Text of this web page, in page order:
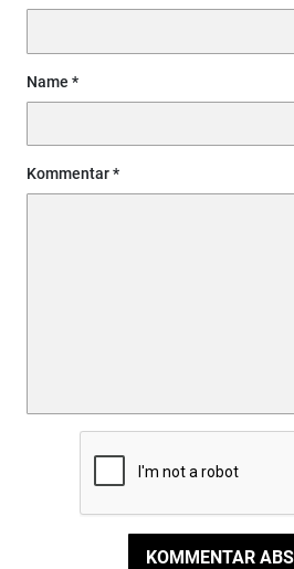
Name
Kommentar
KOMMENTAR